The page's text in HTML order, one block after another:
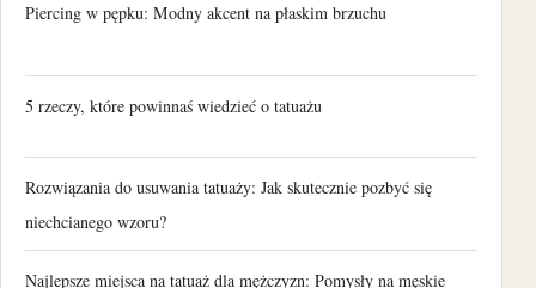
Piercing w pępku: Modny akcent na płaskim brzuchu
5 rzeczy, które powinnaś wiedzieć o tatuażu
Rozwiązania do usuwania tatuaży: Jak skutecznie pozbyć się
niechcianego wzoru?
Najlepsze miejsca na tatuaż dla mężczyzn: Pomysły na męskie